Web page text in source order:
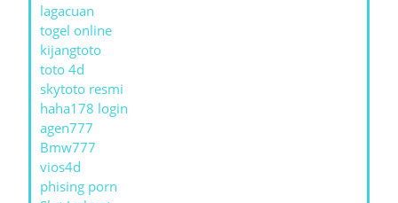
lagacuan
togel online
kijangtoto
toto 4d
skytoto resmi
haha178 login
agen777
Bmw777
vios4d
phising porn